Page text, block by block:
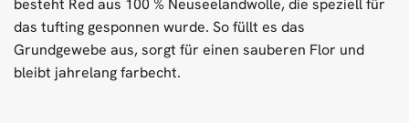
besteht Red aus 100 % Neuseelandwolle, die speziell für
das tufting gesponnen wurde. So füllt es das
Grundgewebe aus, sorgt für einen sauberen Flor und
bleibt jahrelang farbecht.